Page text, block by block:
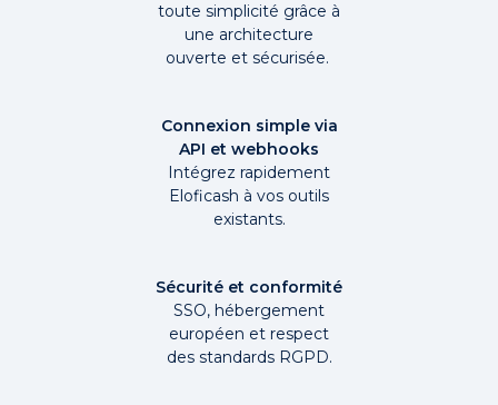
toute simplicité grâce à
une architecture
ouverte et sécurisée.
Connexion simple via
API et webhooks
Intégrez rapidement
Eloficash à vos outils
existants.
Sécurité et conformité
SSO, hébergement
européen et respect
des standards RGPD.